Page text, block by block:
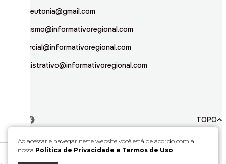
Ao acessar e navegar neste website você está de acordo com a
nossa Política de Privacidade e Termos de Uso.
inforteutonia@gmail.com
jornalismo@informativoregional.com
comercial@informativoregional.com
administrativo@informativoregional.com
TOPO
© 2026. Todos direitos reservados a Informativo Regional.